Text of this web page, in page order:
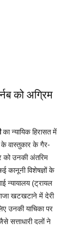
को अग्रिम
का न्यायिक हिरासत में
वास्तुकार के गैर-
को उनकी अंतरिम
कानूनी विशेषज्ञों के
न्यायालय (ट्रायल
खटखटाने में देरी
उनकी याचिका पर
सत्ताधारी दलों ने